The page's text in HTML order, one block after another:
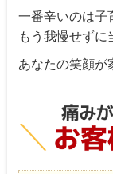
一番辛いのは子
もう我慢せずに
あなたの笑顔が